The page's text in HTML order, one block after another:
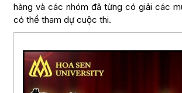
hàng và các nhóm đã từng có giải các
có thể tham dự cuộc thi.